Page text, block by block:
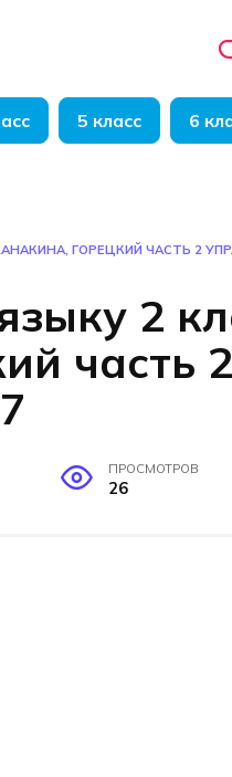
5 класс 6
ГОРЕЦКИЙ ЧАСТЬ 2
2
часть 2
ПРОСМОТРОВ
26